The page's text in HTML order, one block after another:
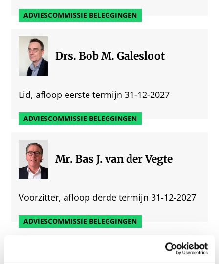
ADVIESCOMMISSIE BELEGGINGEN
Drs. Bob M. Galesloot
Lid, afloop eerste termijn 31-12-2027
ADVIESCOMMISSIE BELEGGINGEN
Mr. Bas J. van der Vegte
Voorzitter, afloop derde termijn 31-12-2027
ADVIESCOMMISSIE BELEGGINGEN